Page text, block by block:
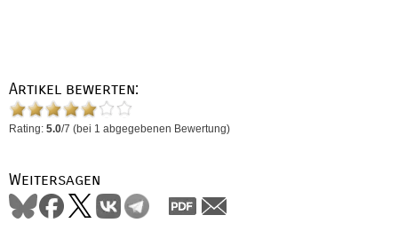
Artikel bewerten:
Rating: 5.0/7 (bei 1 abgegebenen Bewertung)
Weitersagen